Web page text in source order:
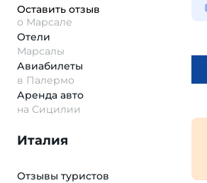
Оставить отзыв
о Марсале
Отели
Марсалы
Авиабилеты
в Палермо
Аренда авто
на Сицилии
Италия
Отзывы туристов